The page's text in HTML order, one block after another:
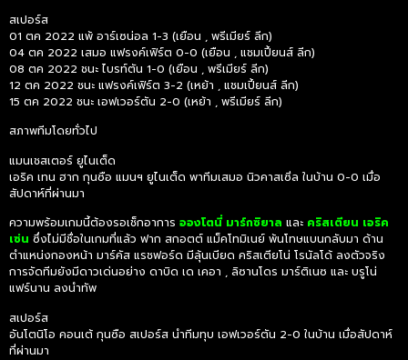
สเปอร์ส
01 ตค 2022 แพ้ อาร์เซน่อล 1-3 (เยือน , พรีเมียร์ ลีก)
04 ตค 2022 เสมอ แฟรงค์เฟิร์ต 0-0 (เยือน , แชมเปี้ยนส์ ลีก)
08 ตค 2022 ชนะ ไบรท์ตัน 1-0 (เยือน , พรีเมียร์ ลีก)
12 ตค 2022 ชนะ แฟรงค์เฟิร์ต 3-2 (เหย้า , แชมเปี้ยนส์ ลีก)
15 ตค 2022 ชนะ เอฟเวอร์ตัน 2-0 (เหย้า , พรีเมียร์ ลีก)
สภาพทีมโดยทั่วไป
แมนเชสเตอร์ ยูไนเต็ด
เอริค เทน ฮาก กุนซือ แมนฯ ยูไนเต็ด พาทีมเสมอ นิวคาสเซิ่ล ในบ้าน 0-0 เมื่อ
สัปดาห์ที่ผ่านมา
ความพร้อมเกมนี้ต้องรอเช็กอาการ อองโตนี่ มาร์กซิยาล และ คริสเตียน เอริค
เซ่น ซึ่งไม่มีชื่อในเกมที่แล้ว ฟาก สกอตต์ แม็คโทมิเนย์ พ้นโทษแบนกลับมา ด้าน
ตำแหน่งกองหน้า มาร์คัส แรชฟอร์ด มีลุ้นเบียด คริสเตียโน่ โรนัลโด้ ลงตัวจริง
การจัดทีมยังมีดาวเด่นอย่าง ดาบิด เด เคอา , ลิซานโดร มาร์ติเนซ และ บรูโน่
แฟร์นาน ลงนำทัพ
สเปอร์ส
อันโตนิโอ คอนเต้ กุนซือ สเปอร์ส นำทีมทุบ เอฟเวอร์ตัน 2-0 ในบ้าน เมื่อสัปดาห์
ที่ผ่านมา